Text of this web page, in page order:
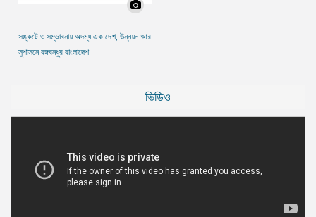
সঙ্কটে ও সম্ভাবনায় অদম্য এক দেশ, উন্নয়ন আর
সুশাসনে বঙ্গবন্ধুর বাংলাদেশ
ভিডিও